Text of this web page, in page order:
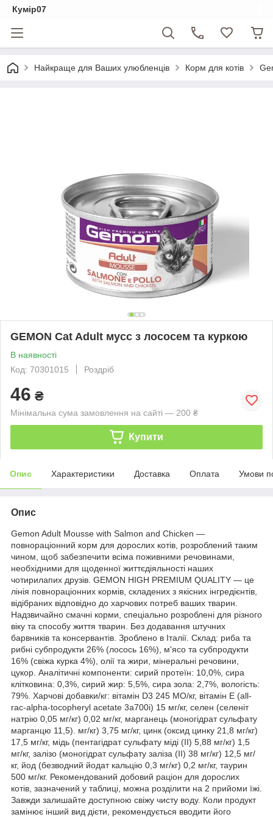
Кумір07
Найкраще для Ваших улюбленців Корм для котів
GEMON Cat Adult мусс з лососем та куркою
В наявності
Код: 70301015
Роздріб
46 ₴
Мінімальна сума замовлення на сайті — 200 ₴
Купити
Опис Характеристики Доставка Оплата Умови
Опис
Gemon Adult Mousse with Salmon and Chicken —
повнораціонний корм для дорослих котів, розроблений таким
чином, щоб забезпечити всіма поживними речовинами,
необхідними для щоденної життєдіяльності наших
чотирилапих друзів. GEMON HIGH PREMIUM QUALITY — це
лінія повнораціонних кормів, складених з якісних інгредієнтів,
відібраних відповідно до харчових потреб ваших тварин.
Надзвичайно смачні корми, спеціально розроблені для різного
віку та способу життя тварин. Без додавання штучних
барвників та консервантів. Зроблено в Італії. Склад: риба та
рибні субпродукти 26% (лосось 16%), м'ясо та субпродукти
16% (свіжа курка 4%), олії та жири, мінеральні речовини,
цукор. Аналітичні компоненти: сирий протеїн: 10,0%, сира
клітковина: 0,3%, сирий жир: 5,5%, сира зола: 2,7%, вологість:
79%. Харчові добавки/кг: вітамін D3 245 МО/кг, вітамін E (all-
rac-alpha-tocopheryl acetate 3a700i) 15 мг/кг, селен (селеніт
натрію 0,05 мг/кг) 0,02 мг/кг, марганець (моногідрат сульфату
марганцю 11,5). мг/кг) 3,75 мг/кг, цинк (оксид цинку 21,8 мг/кг)
17,5 мг/кг, мідь (пентагідрат сульфату міді (II) 5,88 мг/кг) 1,5
мг/кг, залізо (моногідрат сульфату заліза (II) 38 мг/кг) 12,5 мг/
кг, йод (безводний йодат кальцію 0,3 мг/кг) 0,2 мг/кг, таурин
500 мг/кг. Рекомендований добовий раціон для дорослих
котів, зазначений у таблиці, можна розділити на 2 прийоми їжі.
Завжди залишайте доступною свіжу чисту воду. Коли продукт
замінює інший вид дієти, рекомендується вводити його